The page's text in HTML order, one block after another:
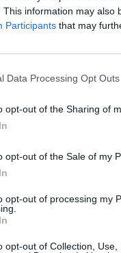
This information may also
Participants that may
Data Processing Opt Outs
opt-out of the Sharing of
opt-out of the Sale of my
opt-out of processing my
opt-out of Collection,
11:00
12:00 Reklama
15:00Reklama
19:00Reklama
21:00Reklama